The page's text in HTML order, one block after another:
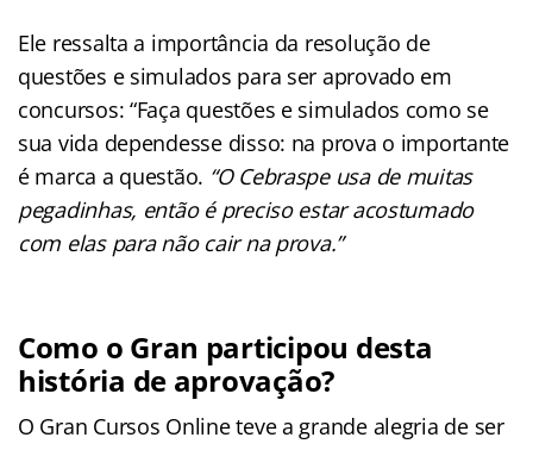
Ele ressalta a importância da resolução de
questões e simulados para ser aprovado em
concursos: “Faça questões e simulados como se
sua vida dependesse disso: na prova o importante
é marca a questão. “O Cebraspe usa de muitas
pegadinhas, então é preciso estar acostumado
com elas para não cair na prova.”
Como o Gran participou desta
história de aprovação?
O Gran Cursos Online teve a grande alegria de ser